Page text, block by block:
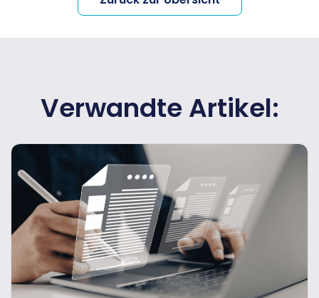
Verwandte Artikel: